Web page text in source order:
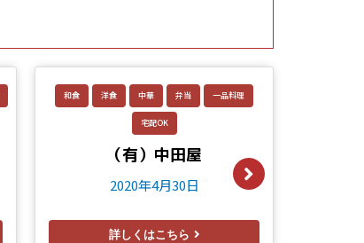
和食 洋食 中華 弁当 一品料理
宅配OK
（有）中田屋
2020年4月30日
詳しくはこちら